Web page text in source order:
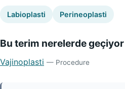
Labioplasti Perineoplasti
Bu terim nerelerde geçiyor
Vajinoplasti — Procedure